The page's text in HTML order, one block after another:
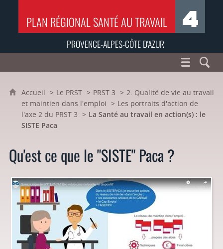
PLAN RÉGIONAL SANTÉ AU TRAVAIL
PROVENCE-ALPES-CÔTE D'AZUR
Accueil Le PRST PRST 3
2. Qualité de vie au travail
et maintien dans l'emploi
Les portraits d'action de
l'axe 2 du PRST 3
La Santé au travail en action(s) : le
SISTE Paca
Qu'est ce que le "SISTE" Paca ?